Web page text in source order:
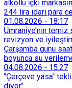
alkollü içki
244 lira idari para
taşımadığını
başvurdu.
01.08.2026 - 18:17
Ümraniye’nin temiz
revizyon ve
Çarşamba günü
boyunca su
04.08.2026 - 15:27
"Çerçeve yasa"
diyor"